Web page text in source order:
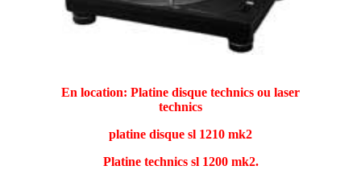
En location: Platine disque technics ou laser
technics
platine disque sl 1210 mk2
Platine technics sl 1200 mk2.